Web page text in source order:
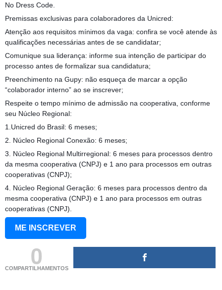
No Dress Code.
Premissas exclusivas para colaboradores da Unicred:
Atenção aos requisitos mínimos da vaga: confira se você atende às
qualificações necessárias antes de se candidatar;
Comunique sua liderança: informe sua intenção de participar do
processo antes de formalizar sua candidatura;
Preenchimento na Gupy: não esqueça de marcar a opção
“colaborador interno” ao se inscrever;
Respeite o tempo mínimo de admissão na cooperativa, conforme
seu Núcleo Regional:
1.Unicred do Brasil: 6 meses;
2. Núcleo Regional Conexão: 6 meses;
3. Núcleo Regional Multirregional: 6 meses para processos dentro
da mesma cooperativa (CNPJ) e 1 ano para processos em outras
cooperativas (CNPJ);
4. Núcleo Regional Geração: 6 meses para processos dentro da
mesma cooperativa (CNPJ) e 1 ano para processos em outras
cooperativas (CNPJ).
ME INSCREVER
0
COMPARTILHAMENTOS